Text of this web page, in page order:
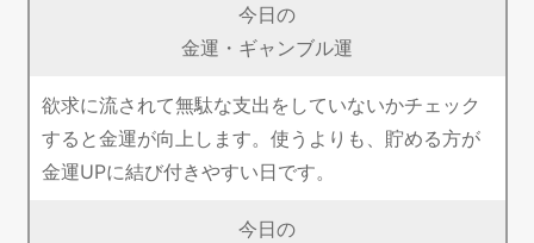
今日の
金運・ギャンブル運
欲求に流されて無駄な支出をしていないかチェック
すると金運が向上します。使うよりも、貯める方が
金運UPに結び付きやすい日です。
今日の